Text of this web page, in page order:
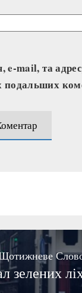
e-mail, та
подальших
зелених